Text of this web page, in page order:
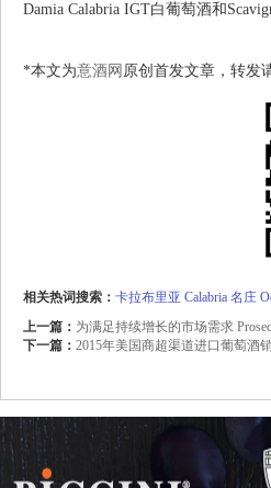
Damia Calabria IGT白葡萄酒和
*本文为意酒网 原创首发文章，转发
相关热词搜索： 卡拉布里亚 Calabria 名庄
上一篇： 为满足持续增长的市场需求
下一篇： 2015年美国商超渠道进口葡萄酒